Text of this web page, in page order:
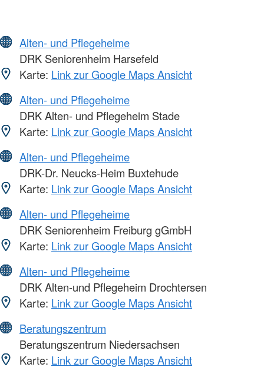
Alten- und Pflegeheime
DRK Seniorenheim Harsefeld
Karte: Link zur Google Maps Ansicht
Alten- und Pflegeheime
DRK Alten- und Pflegeheim Stade
Karte: Link zur Google Maps Ansicht
Alten- und Pflegeheime
DRK-Dr. Neucks-Heim Buxtehude
Karte: Link zur Google Maps Ansicht
Alten- und Pflegeheime
DRK Seniorenheim Freiburg gGmbH
Karte: Link zur Google Maps Ansicht
Alten- und Pflegeheime
DRK Alten-und Pflegeheim Drochtersen
Karte: Link zur Google Maps Ansicht
Beratungszentrum
Beratungszentrum Niedersachsen
Karte: Link zur Google Maps Ansicht